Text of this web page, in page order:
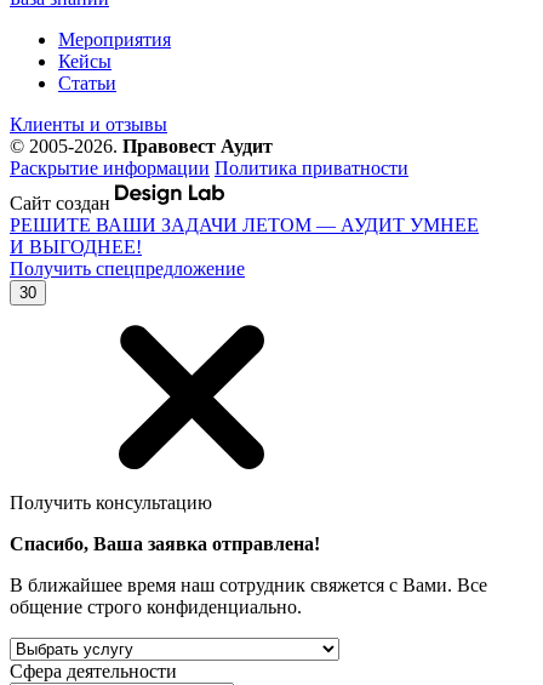
Мероприятия
Кейсы
Статьи
Клиенты и отзывы
© 2005-2026. Правовест Аудит
Раскрытие информации Политика приватности
Сайт создан
РЕШИТЕ ВАШИ ЗАДАЧИ ЛЕТОМ — АУДИТ УМНЕЕ
И ВЫГОДНЕЕ!
Получить спецпредложение
30
Получить консультацию
Спасибо, Ваша заявка отправлена!
В ближайшее время наш сотрудник свяжется с Вами. Все
общение строго конфиденциально.
Сфера деятельности